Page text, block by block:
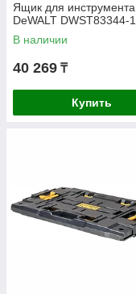
Ящик для инструмента
DeWALT DWST83344-1
В наличии
40 269 ₸
Купить